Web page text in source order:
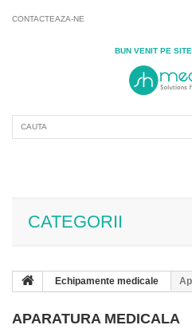
CONTACTEAZA-NE
BUN VENIT PE
CATEGORII
Echipamente medicale
APARATURA MEDICALA